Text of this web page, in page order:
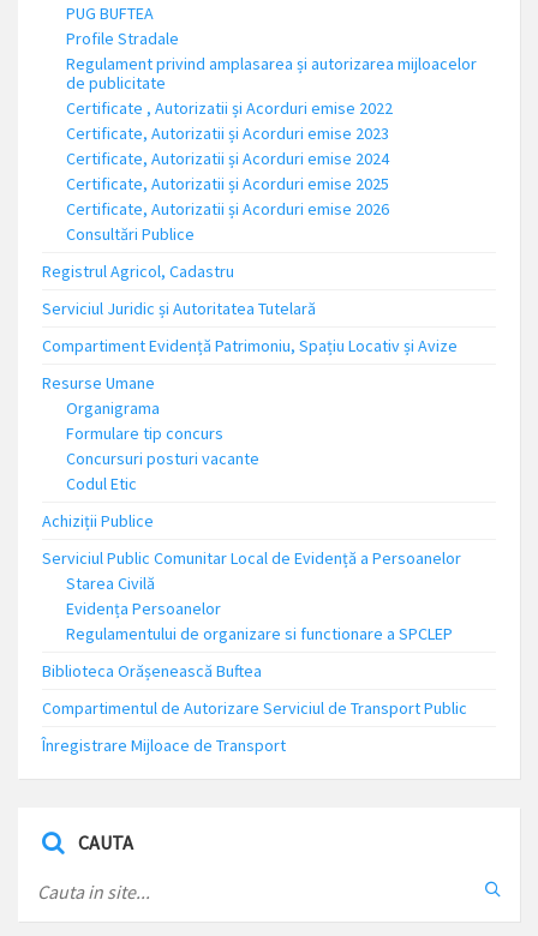
PUG BUFTEA
Profile Stradale
Regulament privind amplasarea și autorizarea mijloacelor
de publicitate
Certificate , Autorizatii și Acorduri emise 2022
Certificate, Autorizatii și Acorduri emise 2023
Certificate, Autorizatii și Acorduri emise 2024
Certificate, Autorizatii și Acorduri emise 2025
Certificate, Autorizatii și Acorduri emise 2026
Consultări Publice
Registrul Agricol, Cadastru
Serviciul Juridic și Autoritatea Tutelară
Compartiment Evidență Patrimoniu, Spațiu Locativ și Avize
Resurse Umane
Organigrama
Formulare tip concurs
Concursuri posturi vacante
Codul Etic
Achiziții Publice
Serviciul Public Comunitar Local de Evidență a Persoanelor
Starea Civilă
Evidența Persoanelor
Regulamentului de organizare si functionare a SPCLEP
Biblioteca Orășenească Buftea
Compartimentul de Autorizare Serviciul de Transport Public
Înregistrare Mijloace de Transport
CAUTA